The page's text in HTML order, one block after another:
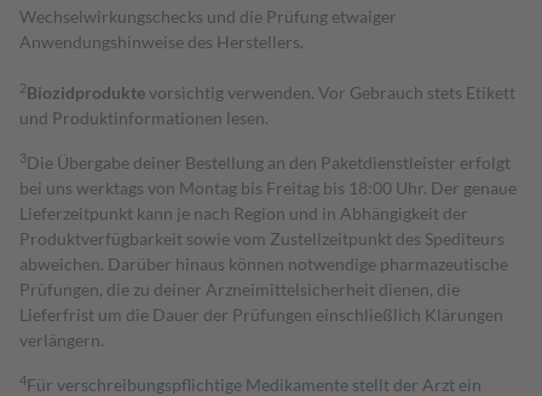
Wechselwirkungschecks und die Prüfung etwaiger
Anwendungshinweise des Herstellers.
2Biozidproduktevorsichtig verwenden. Vor Gebrauch stets Etikett
und Produktinformationen lesen.
3Die Übergabe deiner Bestellung an den Paketdienstleister erfolgt
bei uns werktags von Montag bis Freitag bis 18:00 Uhr. Der genaue
Lieferzeitpunkt kann je nach Region und in Abhängigkeit der
Produktverfügbarkeit sowie vom Zustellzeitpunkt des Spediteurs
abweichen. Darüber hinaus können notwendige pharmazeutische
Prüfungen, die zu deiner Arzneimittelsicherheit dienen, die
Lieferfrist um die Dauer der Prüfungen einschließlich Klärungen
verlängern.
4Für verschreibungspflichtige Medikamente stellt der Arzt ein